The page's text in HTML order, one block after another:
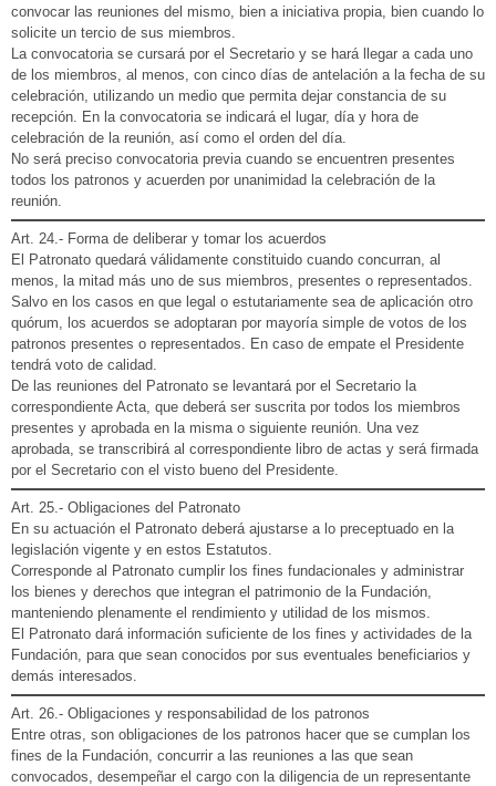
convocar las reuniones del mismo, bien a iniciativa propia, bien cuando lo
solicite un tercio de sus miembros.
La convocatoria se cursará por el Secretario y se hará llegar a cada uno
de los miembros, al menos, con cinco días de antelación a la fecha de su
celebración, utilizando un medio que permita dejar constancia de su
recepción. En la convocatoria se indicará el lugar, día y hora de
celebración de la reunión, así como el orden del día.
No será preciso convocatoria previa cuando se encuentren presentes
todos los patronos y acuerden por unanimidad la celebración de la
reunión.
Art. 24.- Forma de deliberar y tomar los acuerdos
El Patronato quedará válidamente constituido cuando concurran, al
menos, la mitad más uno de sus miembros, presentes o representados.
Salvo en los casos en que legal o estutariamente sea de aplicación otro
quórum, los acuerdos se adoptaran por mayoría simple de votos de los
patronos presentes o representados. En caso de empate el Presidente
tendrá voto de calidad.
De las reuniones del Patronato se levantará por el Secretario la
correspondiente Acta, que deberá ser suscrita por todos los miembros
presentes y aprobada en la misma o siguiente reunión. Una vez
aprobada, se transcribirá al correspondiente libro de actas y será firmada
por el Secretario con el visto bueno del Presidente.
Art. 25.- Obligaciones del Patronato
En su actuación el Patronato deberá ajustarse a lo preceptuado en la
legislación vigente y en estos Estatutos.
Corresponde al Patronato cumplir los fines fundacionales y administrar
los bienes y derechos que integran el patrimonio de la Fundación,
manteniendo plenamente el rendimiento y utilidad de los mismos.
El Patronato dará información suficiente de los fines y actividades de la
Fundación, para que sean conocidos por sus eventuales beneficiarios y
demás interesados.
Art. 26.- Obligaciones y responsabilidad de los patronos
Entre otras, son obligaciones de los patronos hacer que se cumplan los
fines de la Fundación, concurrir a las reuniones a las que sean
convocados, desempeñar el cargo con la diligencia de un representante